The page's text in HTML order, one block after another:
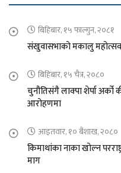
बिहिबार, १५ फाल्गुन, २०८१
संखुवासभाको मकालु
बिहिबार, १५ चैत्र, २०८०
चुनौतिसंगै लाक्पा शेर्पा अर्को
आरोहणमा
आइतवार, १० बैशाख, २०८०
किमाथांका नाका खोल्न
माग